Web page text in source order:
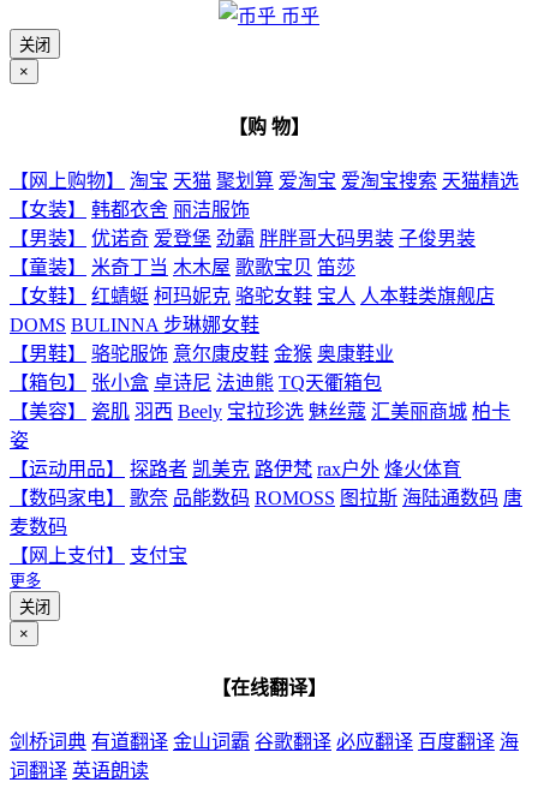
币乎
关闭
×
【购 物】
【网上购物】 淘宝 天猫 聚划算 爱淘宝 爱淘宝搜索 天猫精选
【女装】
韩都衣舍 丽洁服饰
【男装】
优诺奇 爱登堡 劲霸 胖胖哥大码男装 子俊男装
【童装】
米奇丁当 木木屋 歌歌宝贝 笛莎
【女鞋】
红蜻蜓 柯玛妮克 骆驼女鞋 宝人 人本鞋类旗舰店
DOMS BULINNA 步琳娜女鞋
【男鞋】
骆驼服饰 意尔康皮鞋 金猴 奥康鞋业
【箱包】
张小盒 卓诗尼 法迪熊 TQ天衢箱包
【美容】
瓷肌 羽西 Beely 宝拉珍选 魅丝蔻 汇美丽商城 柏卡
姿
【运动用品】
探路者 凯美克 路伊梵 rax户外 烽火体育
【数码家电】
歌奈 品能数码 ROMOSS 图拉斯 海陆通数码 唐
麦数码
【网上支付】
支付宝
更多
关闭
×
【在线翻译】
剑桥词典 有道翻译 金山词霸 谷歌翻译 必应翻译 百度翻译 海
词翻译 英语朗读